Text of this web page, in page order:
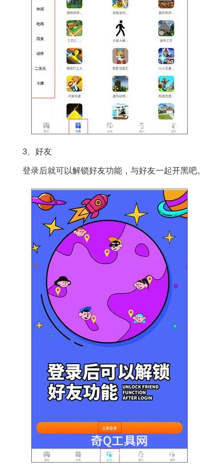
3、好友
登录后就可以解锁好友功能，与好友一起开黑吧。